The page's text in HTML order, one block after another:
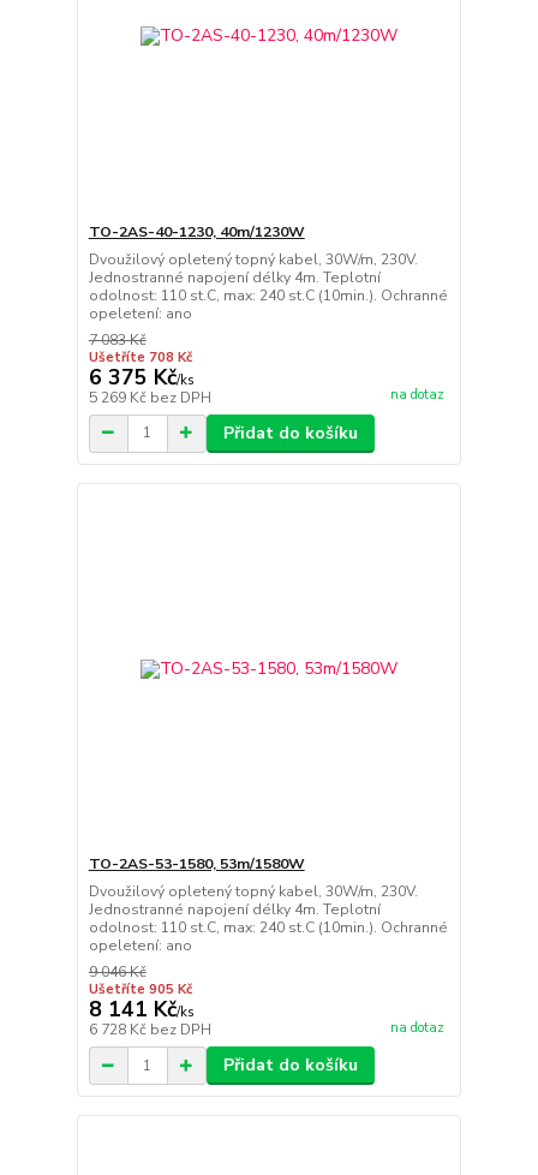
TO-2AS-40-1230, 40m/1230W
Dvoužilový opletený topný kabel, 30W/m, 230V.
Jednostranné napojení délky 4m. Teplotní
odolnost: 110 st.C, max: 240 st.C (10min.). Ochranné
opeletení: ano
7 083 Kč
Ušetříte 708 Kč
6 375 Kč/ks
5 269 Kč bez DPH na dotaz
Přidat do košíku
TO-2AS-53-1580, 53m/1580W
Dvoužilový opletený topný kabel, 30W/m, 230V.
Jednostranné napojení délky 4m. Teplotní
odolnost: 110 st.C, max: 240 st.C (10min.). Ochranné
opeletení: ano
9 046 Kč
Ušetříte 905 Kč
8 141 Kč/ks
6 728 Kč bez DPH na dotaz
Přidat do košíku